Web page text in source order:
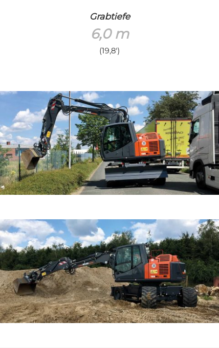
Grabtiefe
6,0 m
(19,8′)